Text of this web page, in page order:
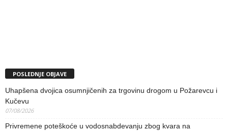
POSLEDNJE OBJAVE
Uhapšena dvojica osumnjičenih za trgovinu drogom u Požarevcu i
Kučevu
07/08/2026
Privremene poteškoće u vodosnabdevanju zbog kvara na